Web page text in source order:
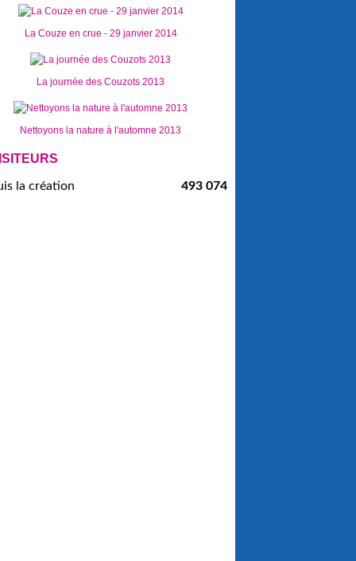
La Couze en crue - 29 janvier 2014
La journée des Couzots 2013
Nettoyons la nature à l'automne 2013
la création 493 074